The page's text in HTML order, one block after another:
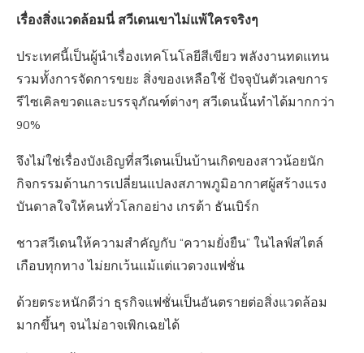
เรื่องสิ่งแวดล้อมนี่ สวีเดนเขาไม่แพ้ใครจริงๆ
ประเทศนี้เป็นผู้นำเรื่องเทคโนโลยีสีเขียว พลังงานทดแทน
รวมทั้งการจัดการขยะ สิ่งของเหลือใช้ ปัจจุบันตัวเลขการ
รีไซเคิลขวดและบรรจุภัณฑ์ต่างๆ สวีเดนนั้นทำได้มากกว่า
90%
จึงไม่ใช่เรื่องบังเอิญที่สวีเดนเป็นบ้านเกิดของสาวน้อยนัก
กิจกรรมด้านการเปลี่ยนแปลงสภาพภูมิอากาศผู้สร้างแรง
บันดาลใจให้คนทั่วโลกอย่าง เกรต้า ธันเบิร์ก
ชาวสวีเดนให้ความสำคัญกับ “ความยั่งยืน” ในไลฟ์สไตล์
เกือบทุกทาง ไม่ยกเว้นแม้แต่แวดวงแฟชั่น
ด้วยตระหนักดีว่า ธุรกิจแฟชั่นเป็นอันตรายต่อสิ่งแวดล้อม
มากขึ้นๆ จนไม่อาจเพิกเฉยได้